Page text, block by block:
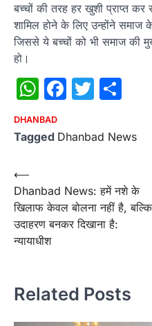
बच्चों की तरह हर खुशी प्राप्त
शामिल होने के लिए उन्होंने समाज
जिससे ये बच्चों को भी समाज की
हो।
WhatsApp
Twitter
DHANBAD
Tagged Dhanbad News
Post
navigation
⟵
Dhanbad News: हमें नशे के
खिलाफ केवल बोलना नहीं है, बल्कि
उदाहरण बनकर दिखाना है:
न्यायाधीश
Related Posts